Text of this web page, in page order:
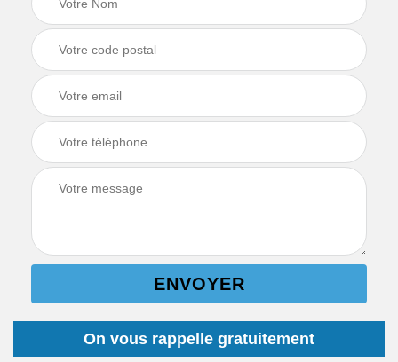
On vous rappelle gratuitement